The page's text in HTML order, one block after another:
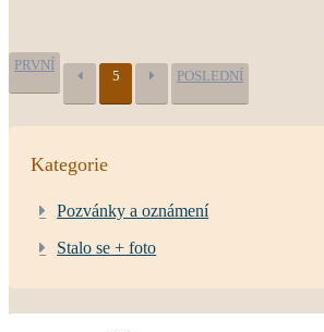
PRVNÍ
5 POSLEDNÍ
Kategorie
Pozvánky a oznámení
Stalo se + foto